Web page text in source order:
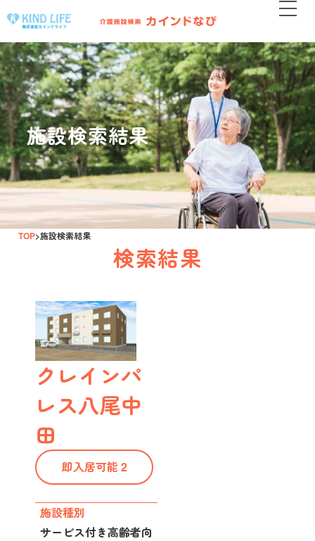
施設検索結果
TOP 施設検索結果
検索結果
クレインパ
レス八尾中
田
即入居可能 2
施設種別
サービス付き高齢者向